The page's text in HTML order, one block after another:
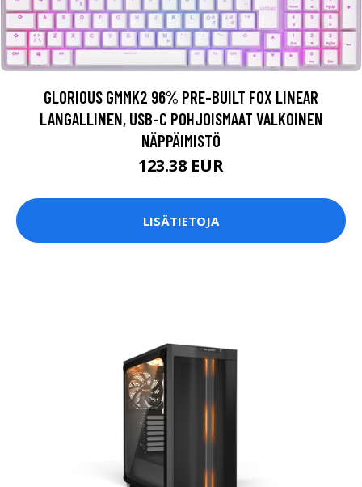
GLORIOUS GMMK2 96% PRE-BUILT FOX LINEAR
LANGALLINEN, USB-C POHJOISMAAT VALKOINEN
NÄPPÄIMISTÖ
123.38 EUR
LISÄTIETOJA